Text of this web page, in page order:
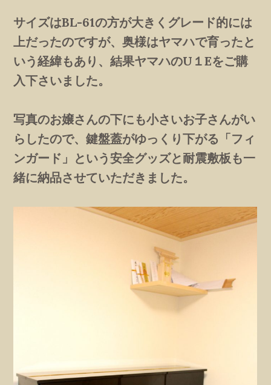
サイズはBL-61の方が大きくグレード的には
上だったのですが、奥様はヤマハで育ったと
いう経緯もあり、結果ヤマハのU１Eをご購
入下さいました。
写真のお嬢さんの下にも小さいお子さんがい
らしたので、鍵盤蓋がゆっくり下がる「フィ
ンガード」という安全グッズと耐震敷板も一
緒に納品させていただきました。